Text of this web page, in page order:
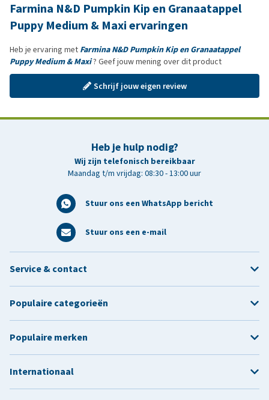
Farmina N&D Pumpkin Kip en Granaatappel
Puppy Medium & Maxi ervaringen
Heb je ervaring met Farmina N&D Pumpkin Kip en Granaatappel
Puppy Medium & Maxi? Geef jouw mening over dit product
Schrijf jouw eigen review
Heb je hulp nodig?
Wij zijn telefonisch bereikbaar
Maandag t/m vrijdag: 08:30 - 13:00 uur
Stuur ons een WhatsApp bericht
Stuur ons een e-mail
Service & contact
Populaire categorieën
Populaire merken
Internationaal